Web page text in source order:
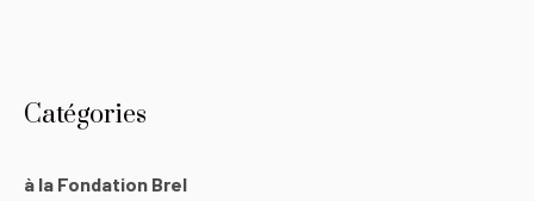
Catégories
à la Fondation Brel